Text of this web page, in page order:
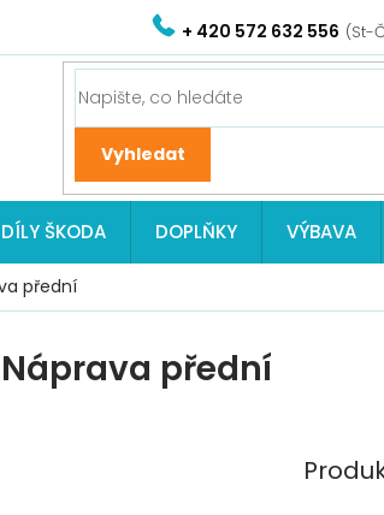
+ 420 572 632 556
ŠKODA DOPLŇKY VÝBAVA
přední
Náprava přední